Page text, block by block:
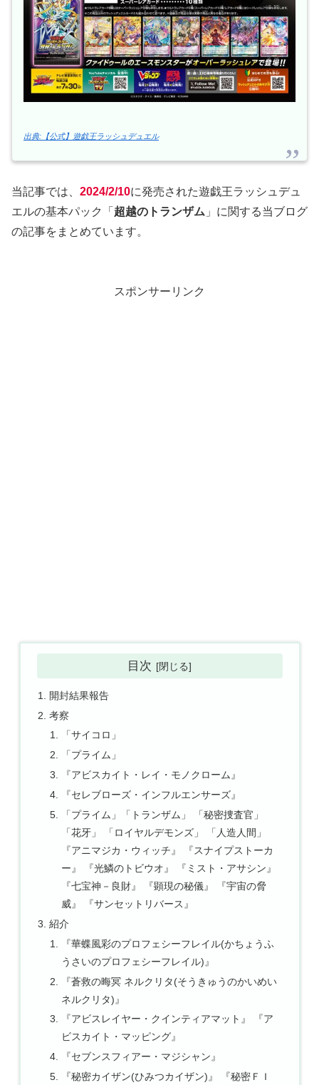
出典:【公式】遊戯王ラッシュデュエル
当記事では、 2024/2/10に発売された遊戯王ラッシュデュ
エルの基本パック「 超越のトランザム 」に関する当ブログ
の記事をまとめています。
スポンサーリンク
目次
開封結果報告
考察
「サイコロ」
「プライム」
『アビスカイト・レイ・モノクローム』
『セレブローズ・インフルエンサーズ』
「プライム」「トランザム」 「秘密捜査官」
「花牙」 「ロイヤルデモンズ」 「人造人間」
『アニマジカ・ウィッチ』 『スナイプストーカ
ー』 『光鱗のトビウオ』 『ミスト・アサシン』
『七宝神－良財』 『顕現の秘儀』 『宇宙の脅
威』 『サンセットリバース』
紹介
『華蝶風彩のプロフェシーフレイル(かちょうふ
うさいのプロフェシーフレイル)』
『蒼救の晦冥 ネルクリタ(そうきゅうのかいめい
ネルクリタ)』
『アビスレイヤー・クインティアマット』 『ア
ビスカイト・マッピング』
『セブンスフィアー・マジシャン』
『秘密カイザン(ひみつカイザン)』 『秘密ＦＩ